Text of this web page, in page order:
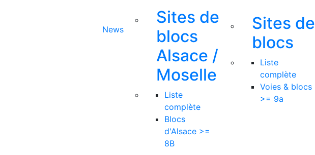
News
Sites de
blocs
Alsace /
Moselle
Liste
complète
Blocs
d'Alsace >=
8B
Sites de
blocs
Liste
complète
Voies & blocs
>= 9a